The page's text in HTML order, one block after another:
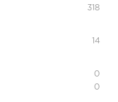
318
14
0
0